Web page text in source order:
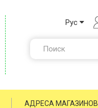
Рус
АДРЕСА МАГАЗИНОВ